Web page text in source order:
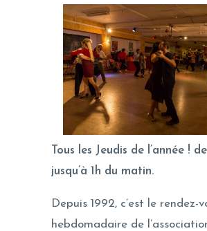
Tous les Jeudis de l’année !
jusqu’à 1h du matin.
Depuis 1992, c’est le rendez-
hebdomadaire de